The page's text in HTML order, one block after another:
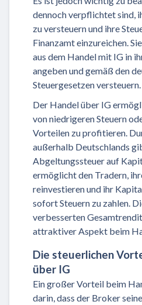
dennoch verpflichtet sind,
zu versteuern und ihre
Finanzamt einzureichen.
aus dem Handel mit IG in
angeben und gemäß den
Steuergesetzen versteuern.
Der Handel über IG
von niedrigeren Steuern
Vorteilen zu profitieren.
außerhalb Deutschlands
Abgeltungssteuer auf
ermöglicht den Tradern,
reinvestieren und ihr
sofort Steuern zu zahlen.
verbesserten
attraktiver Aspekt beim
Die steuerlichen
über IG
Ein großer Vorteil beim
darin, dass der Broker